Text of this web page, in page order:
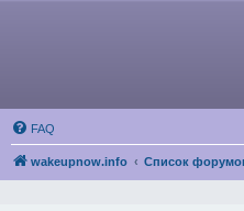
FAQ
wakeupnow.info Список